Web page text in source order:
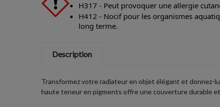
H317 - Peut provoquer une allergie
H412 - Nocif pour les organismes
long terme.
Description
Transformez votre radiateur en objet élégant et donnez-
haute teneur en pigments offre une couverture durable